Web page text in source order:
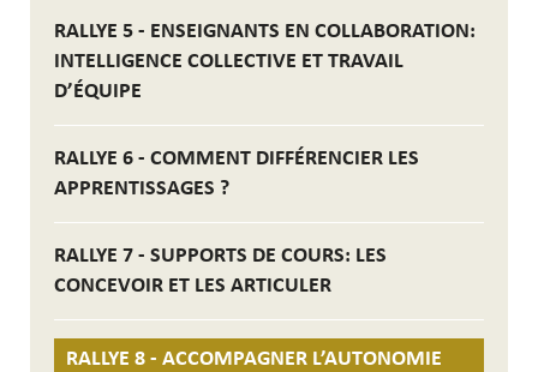
RALLYE 5 - ENSEIGNANTS EN COLLABORATION:
INTELLIGENCE COLLECTIVE ET TRAVAIL
D’ÉQUIPE
RALLYE 6 - COMMENT DIFFÉRENCIER LES
APPRENTISSAGES ?
RALLYE 7 - SUPPORTS DE COURS: LES
CONCEVOIR ET LES ARTICULER
RALLYE 8 - ACCOMPAGNER L’AUTONOMIE